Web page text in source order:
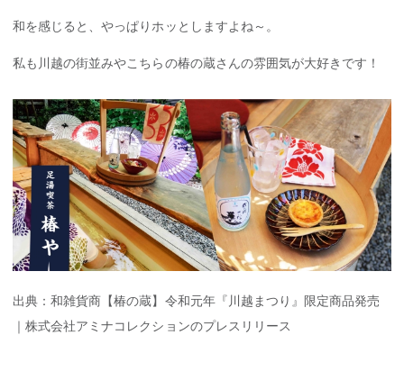
和を感じると、やっぱりホッとしますよね～。
私も川越の街並みやこちらの椿の蔵さんの雰囲気が大好きです！
出典：和雑貨商【椿の蔵】令和元年『川越まつり』限定商品発売
｜株式会社アミナコレクションのプレスリリース